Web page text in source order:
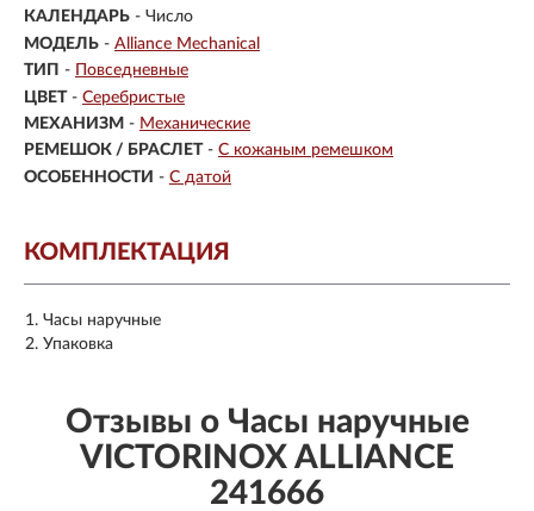
КАЛЕНДАРЬ - Число
МОДЕЛЬ - Alliance Mechanical
ТИП - Повседневные
ЦВЕТ - Серебристые
МЕХАНИЗМ - Механические
РЕМЕШОК / БРАСЛЕТ - С кожаным ремешком
ОСОБЕННОСТИ - С датой
КОМПЛЕКТАЦИЯ
Часы наручные
Упаковка
Отзывы о Часы наручные
VICTORINOX ALLIANCE
241666